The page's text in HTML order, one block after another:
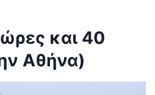
και 40
Αθήνα)